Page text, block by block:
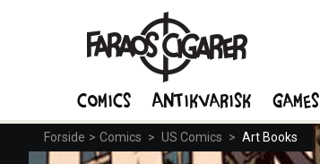
Forside > Comics > US Comics > Art Books
Comics Antikvarisk Games